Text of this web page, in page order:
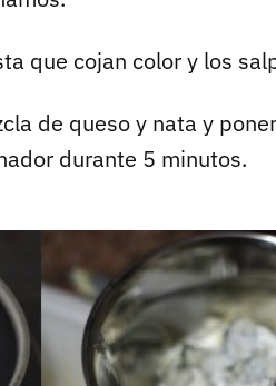
que cojan color y los
de queso y nata y
durante 5 minutos.